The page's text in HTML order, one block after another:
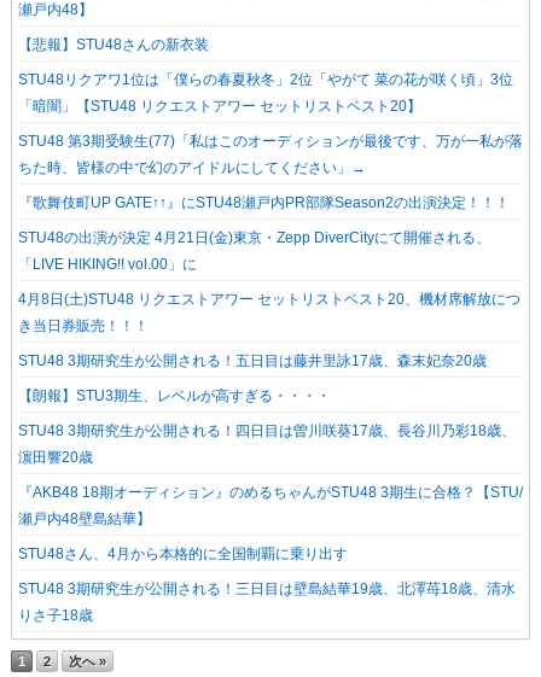
瀬戸内48】
【悲報】STU48さんの新衣装
STU48リクアワ1位は「僕らの春夏秋冬」2位「やがて 菜の花が咲く頃」3位
「暗闇」【STU48 リクエストアワー セットリストベスト20】
STU48 第3期受験生(77)「私はこのオーディションが最後です、万が一私が落
ちた時、皆様の中で幻のアイドルにしてください」→
『歌舞伎町UP GATE↑↑』にSTU48瀬戸内PR部隊Season2の出演決定！！！
STU48の出演が決定 4月21日(金)東京・Zepp DiverCityにて開催される、
「LIVE HIKING!! vol.00」に
4月8日(土)STU48 リクエストアワー セットリストベスト20、機材席解放につ
き当日券販売！！！
STU48 3期研究生が公開される！五日目は藤井里詠17歳、森末妃奈20歳
【朗報】STU3期生、レベルが高すぎる・・・・
STU48 3期研究生が公開される！四日目は曽川咲葵17歳、長谷川乃彩18歳、
濵田響20歳
『AKB48 18期オーディション』のめるちゃんがSTU48 3期生に合格？【STU/
瀬戸内48壁島結華】
STU48さん、4月から本格的に全国制覇に乗り出す
STU48 3期研究生が公開される！三日目は壁島結華19歳、北澤苺18歳、清水
りさ子18歳
1 2 次へ »